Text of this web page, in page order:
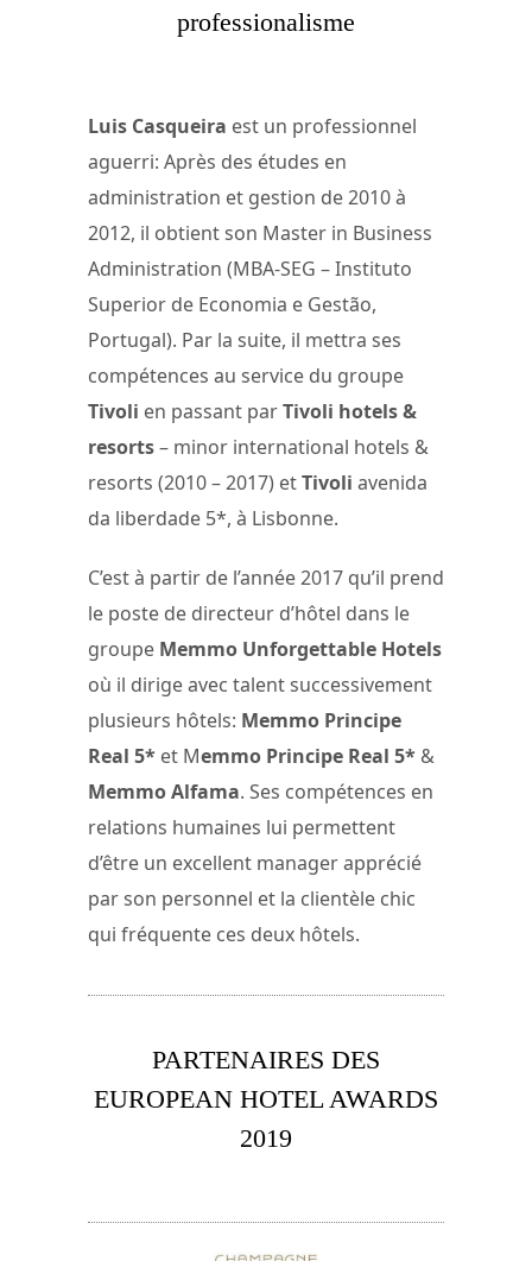
professionalisme
Luis Casqueira est un professionnel
aguerri: Après des études en
administration et gestion de 2010 à
2012, il obtient son Master in Business
Administration (MBA-SEG – Instituto
Superior de Economia e Gestão,
Portugal). Par la suite, il mettra ses
compétences au service du groupe
Tivoli en passant parTivoli hotels &
resorts– minor international hotels &
resorts (2010 – 2017) etTivoli avenida
da liberdade 5*, à Lisbonne.
C’est à partir de l’année 2017 qu’il prend
le poste de directeur d’hôtel dans le
groupe Memmo Unforgettable Hotels
où il dirige avec talent successivement
plusieurs hôtels: Memmo Principe
Real 5* et Memmo Principe Real 5* &
Memmo Alfama. Ses compétences en
relations humaines lui permettent
d’être un excellent manager apprécié
par son personnel et la clientèle chic
qui fréquente ces deux hôtels.
PARTENAIRES DES
EUROPEAN HOTEL AWARDS
2019